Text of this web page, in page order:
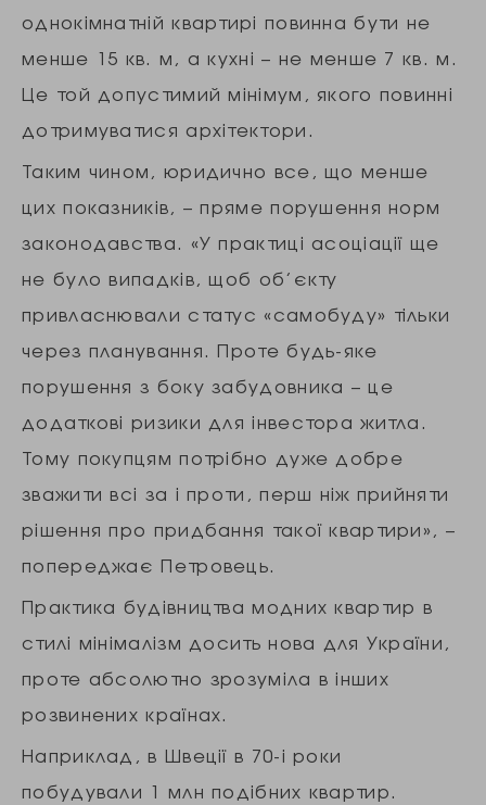
однокімнатній квартирі повинна бути не
менше 15 кв. м, а кухні – не менше 7 кв. м.
Це той допустимий мінімум, якого повинні
дотримуватися архітектори.
Таким чином, юридично все, що менше
цих показників, – пряме порушення норм
законодавства. «У практиці асоціації ще
не було випадків, щоб об’єкту
привласнювали статус «самобуду» тільки
через планування. Проте будь-яке
порушення з боку забудовника – це
додаткові ризики для інвестора житла.
Тому покупцям потрібно дуже добре
зважити всі за і проти, перш ніж прийняти
рішення про придбання такої квартири», –
попереджає Петровець.
Практика будівництва модних квартир в
стилі мінімалізм досить нова для України,
проте абсолютно зрозуміла в інших
розвинених країнах.
Наприклад, в Швеції в 70-і роки
побудували 1 млн подібних квартир.